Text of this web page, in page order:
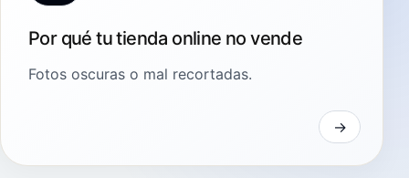
Por qué tu tienda online no vende
Fotos oscuras o mal recortadas.